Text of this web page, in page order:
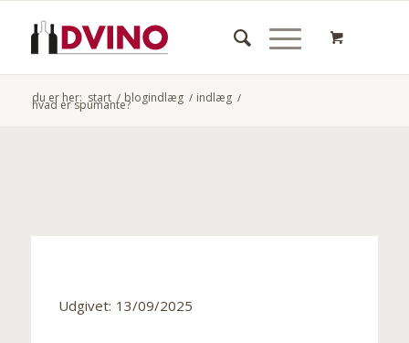
du er her: start / blogindlæg / indlæg /
hvad er spumante?
Udgivet: 13/09/2025